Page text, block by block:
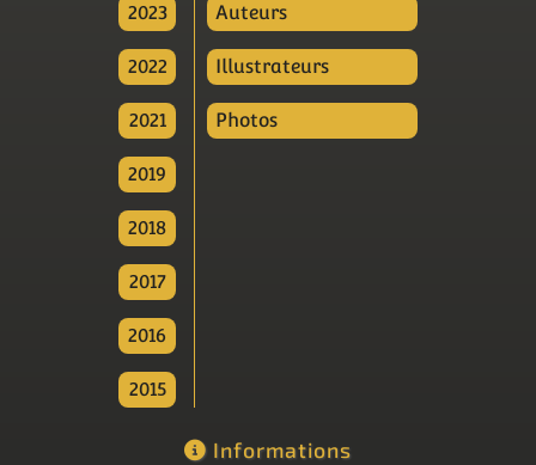
2023
2022
2021
2019
2018
2017
2016
2015
Auteurs
Illustrateurs
Photos
Informations